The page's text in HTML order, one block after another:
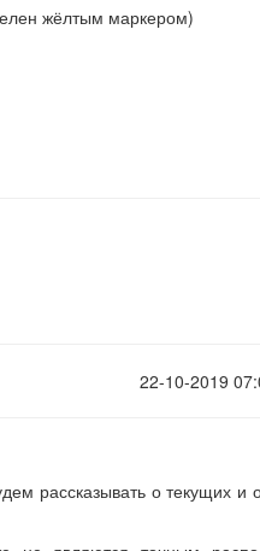
жёлтым маркером)
22-10-2019
рассказывать о текущих и